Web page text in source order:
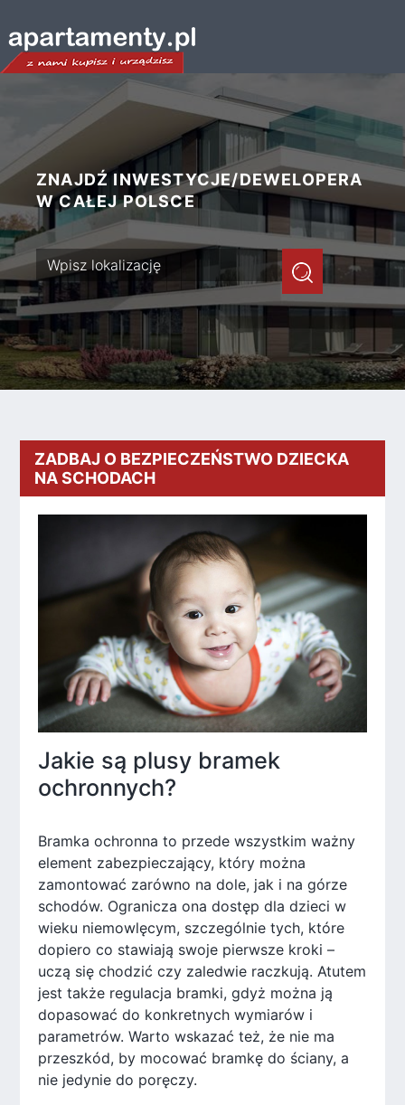
ZNAJDŹ INWESTYCJE/DEWELOPERA
W CAŁEJ POLSCE
ZADBAJ O BEZPIECZEŃSTWO DZIECKA
NA SCHODACH
Jakie są plusy bramek
ochronnych?
Bramka ochronna to przede wszystkim ważny
element zabezpieczający, który można
zamontować zarówno na dole, jak i na górze
schodów. Ogranicza ona dostęp dla dzieci w
wieku niemowlęcym, szczególnie tych, które
dopiero co stawiają swoje pierwsze kroki –
uczą się chodzić czy zaledwie raczkują. Atutem
jest także regulacja bramki, gdyż można ją
dopasować do konkretnych wymiarów i
parametrów. Warto wskazać też, że nie ma
przeszkód, by mocować bramkę do ściany, a
nie jedynie do poręczy.